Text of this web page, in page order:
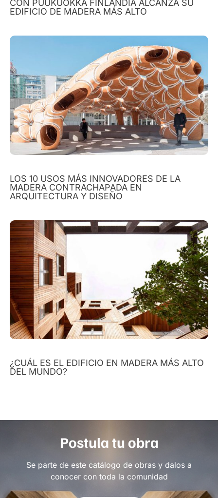
CON PUUKUOKKA FINLANDIA ALCANZA SU
EDIFICIO DE MADERA MÁS ALTO
LOS 10 USOS MÁS INNOVADORES DE LA
MADERA CONTRACHAPADA EN
ARQUITECTURA Y DISEÑO
¿CUÁL ES EL EDIFICIO EN MADERA MÁS ALTO
DEL MUNDO?
Postula tu obra
Se parte de este catálogo de obras y dalos a
conocer con toda la comunidad